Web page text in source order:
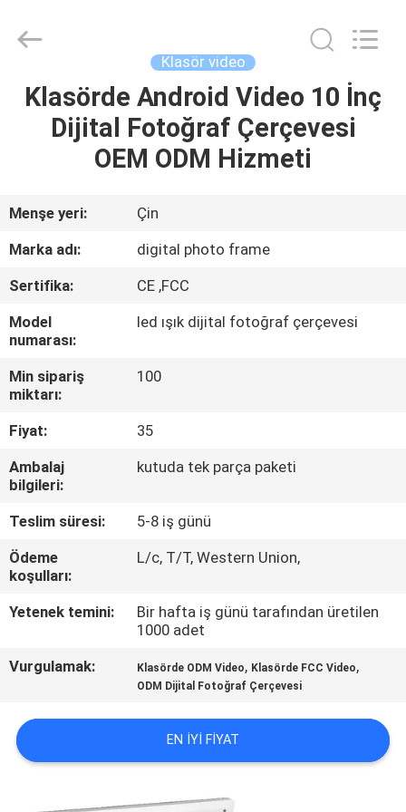
EV
HAKKIMIZDA
FABRIKA
TURU
KALITE
KONTROL
BIZIMLE
ILETIŞIME
ISTEĞI
SITE
HARITASI
Reserved.
Klasör video
Klasörde Android Video 10 İnç
Dijital Fotoğraf Çerçevesi
OEM ODM Hizmeti
Menşe yeri:
Çin
Marka adı:
digital photo frame
Sertifika:
CE ,FCC
Model
numarası:
led ışık dijital fotoğraf çerçevesi
Min sipariş
miktarı:
100
Fiyat:
35
Ambalaj
bilgileri:
kutuda tek parça paketi
Teslim süresi:
5-8 iş günü
Ödeme
koşulları:
L/c, T/T, Western Union,
Yetenek temini:
Bir hafta iş günü tarafından üretilen
1000 adet
Vurgulamak:
Klasörde ODM Video, Klasörde FCC Video,
ODM Dijital Fotoğraf Çerçevesi
EN IYI FIYAT